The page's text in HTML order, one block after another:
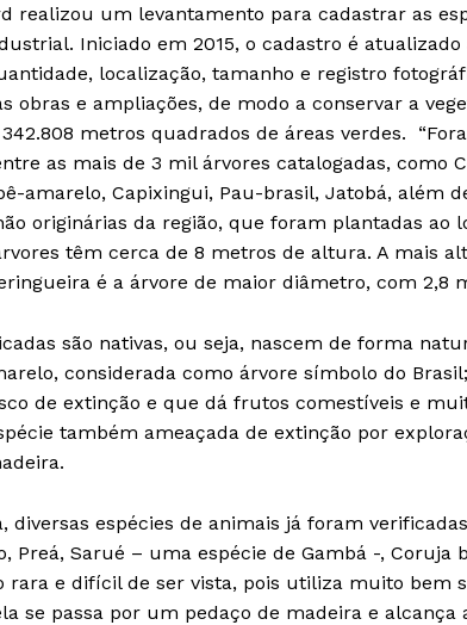
realizou um levantamento para cadastrar as
Iniciado em 2015, o cadastro é
localização, tamanho e registro
obras e ampliações, de modo a conservar a
metros quadrados de áreas verdes.
as mais de 3 mil árvores catalogadas, como
amarelo, Capixingui, Pau-brasil, Jatobá, além
originárias da região, que foram plantadas ao
têm cerca de 8 metros de altura. A mais
é a árvore de maior diâmetro, com 2,8
são nativas, ou seja, nascem de forma
considerada como árvore símbolo do
de extinção e que dá frutos comestíveis e
também ameaçada de extinção por
diversas espécies de animais já foram
Preá, Sarué – uma espécie de Gambá -, Coruja
rara e difícil de ser vista, pois utiliza muito bem
se passa por um pedaço de madeira e alcança